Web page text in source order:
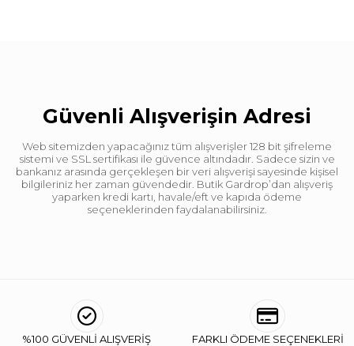
Güvenli Alışverişin Adresi
Web sitemizden yapacağınız tüm alışverişler 128 bit şifreleme
sistemi ve SSL sertifikası ile güvence altındadır. Sadece sizin ve
bankanız arasında gerçekleşen bir veri alışverişi sayesinde kişisel
bilgileriniz her zaman güvendedir. Butik Gardrop’dan alışveriş
yaparken kredi kartı, havale/eft ve kapıda ödeme
seçeneklerinden faydalanabilirsiniz.
%100 GÜVENLİ ALIŞVERİŞ FARKLI ÖDEME SEÇENEKLERİ